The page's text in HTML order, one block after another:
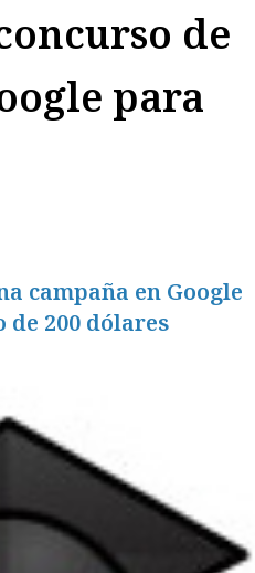
de
para
campaña en Google
200 dólares